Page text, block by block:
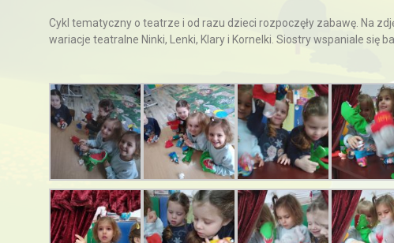
Cykl tematyczny o teatrze i od razu dzieci rozpoczęły zabawę. Na
wariacje teatralne Ninki, Lenki, Klary i Kornelki. Siostry wspaniale się